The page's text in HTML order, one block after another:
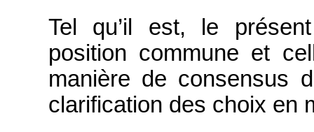
Tel qu’il est, le
position commune et
manière de consensus
clarification des choix en